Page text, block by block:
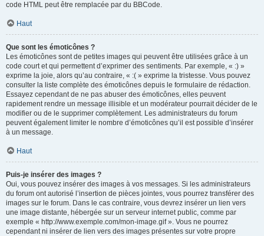
code HTML peut être remplacée par du BBCode.
Haut
Que sont les émoticônes ?
Les émoticônes sont de petites images qui peuvent être utilisées grâce à un
code court et qui permettent d’exprimer des sentiments. Par exemple, « :) »
exprime la joie, alors qu’au contraire, « :( » exprime la tristesse. Vous pouvez
consulter la liste complète des émoticônes depuis le formulaire de rédaction.
Essayez cependant de ne pas abuser des émoticônes, elles peuvent
rapidement rendre un message illisible et un modérateur pourrait décider de le
modifier ou de le supprimer complètement. Les administrateurs du forum
peuvent également limiter le nombre d’émoticônes qu’il est possible d’insérer
à un message.
Haut
Puis-je insérer des images ?
Oui, vous pouvez insérer des images à vos messages. Si les administrateurs
du forum ont autorisé l’insertion de pièces jointes, vous pourrez transférer des
images sur le forum. Dans le cas contraire, vous devrez insérer un lien vers
une image distante, hébergée sur un serveur internet public, comme par
exemple « http://www.exemple.com/mon-image.gif ». Vous ne pourrez
cependant ni insérer de lien vers des images présentes sur votre propre